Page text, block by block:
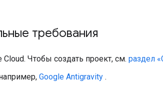
требования
Cloud. Чтобы создать проект, см. раздел
например, Google Antigravity .